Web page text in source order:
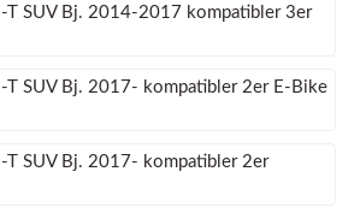
T SUV Bj. 2014-2017 kompatibler 3er
T SUV Bj. 2017- kompatibler 2er E-Bike
T SUV Bj. 2017- kompatibler 2er